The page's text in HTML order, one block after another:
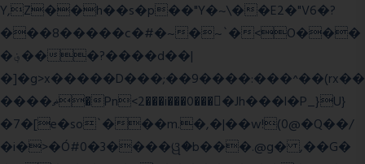
Y,Z��h��s�p��"Y�~\��E2�"V6�?
���8�����c�#�~�~`�<O���
�؋���?����d��|
�]�g>x�����D���;��9����:���^��(rx��
����ޡ�Pn<2���i���0���𩆿�Jh���l�P_}U}
�7�[e�so`���m.�,�|��w!(0@�Q��/
�i�>�Ó#0�3����ୱ�b���.@g� ,��G�